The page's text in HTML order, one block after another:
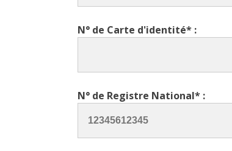
N° de Carte d'identité* :
N° de Registre National* :